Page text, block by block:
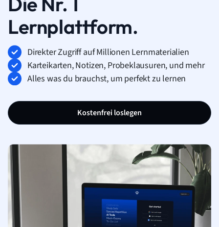
Lernplattform.
Direkter Zugriff auf Millionen Lernmaterialien
Karteikarten, Notizen, Probeklausuren, und mehr
Alles was du brauchst, um perfekt zu lernen
Kostenfrei loslegen